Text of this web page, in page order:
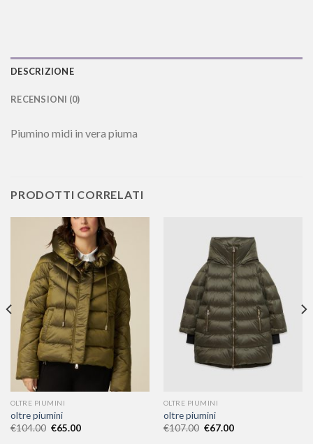
DESCRIZIONE
RECENSIONI (0)
Piumino midi in vera piuma
PRODOTTI CORRELATI
OLTRE PIUMINI
oltre piumini
€104.00 €65.00
OLTRE PIUMINI
oltre piumini
€107.00 €67.00